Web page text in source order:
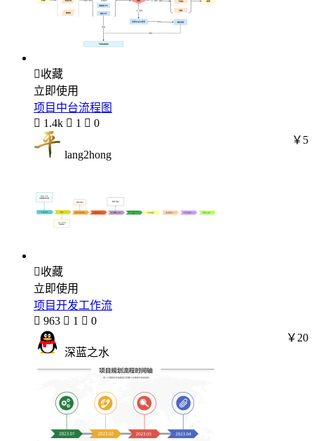
收藏
立即使用
项目中台流程图
 1.4k  1  0
lang2hong
￥5
收藏
立即使用
项目开发工作流
 963  1  0
深蓝之水
￥20